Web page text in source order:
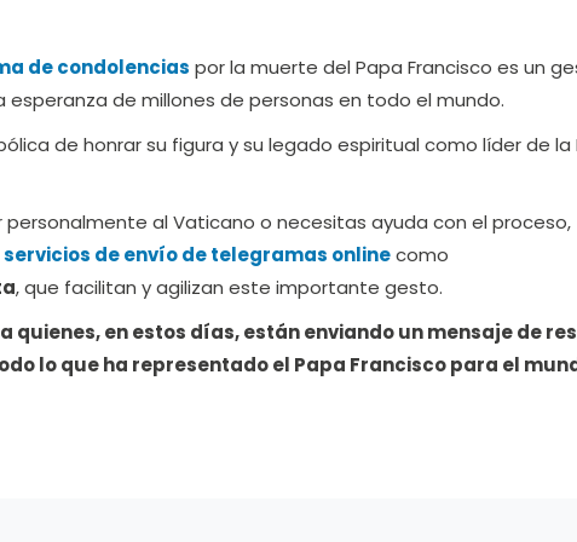
de condolencias por la muerte del Papa Francisco es un
esperanza de millones de personas en todo el mundo.
de honrar su figura y su legado espiritual como líder de la
personalmente al Vaticano o necesitas ayuda con el proceso,
servicios de envío de telegramas onlinecomo
, que facilitan y agilizan este importante gesto.
quienes, en estos días, están enviando un mensaje de
lo que ha representado el Papa Francisco para el